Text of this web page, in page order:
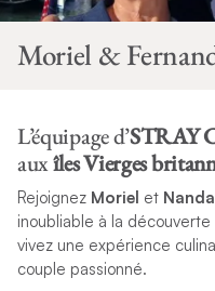
Moriel &
L’équipage d’STRAY
auxîles Vierges
Rejoignez Moriel et Nanda
inoubliable à la
vivez une expérience
couple passionné.